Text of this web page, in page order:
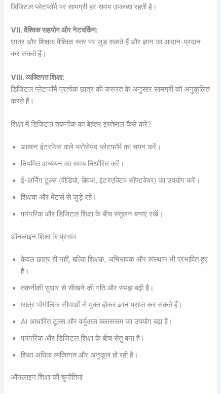
डिजिटल प्लेटफॉर्म पर सामग्री हर समय उपलब्ध रहती है।
VII. वैश्विक सहयोग और नेटवर्किंग:
छात्र और शिक्षक वैश्विक स्तर पर जुड़ सकते हैं और ज्ञान का आदान-प्रदान
कर सकते हैं।
VIII. व्यक्तिगत शिक्षा:
डिजिटल प्लेटफॉर्म प्रत्येक छात्र की जरूरत के अनुसार सामग्री को अनुकूलित
करते हैं।
शिक्षा में डिजिटल तकनीक का बेहतर इस्तेमाल कैसे करें?
आसान इंटरफेस वाले भरोसेमंद प्लेटफॉर्म का चयन करें।
नियमित अध्ययन का समय निर्धारित करें।
ई-लर्निंग टूल्स (वीडियो, क्विज, इंटरएक्टिव सॉफ्टवेयर) का उपयोग करें।
शिक्षक और मेंटर्स से जुड़े रहें।
पारंपरिक और डिजिटल शिक्षा के बीच संतुलन बनाए रखें।
ऑनलाइन शिक्षा के प्रभाव
केवल छात्र ही नहीं, बल्कि शिक्षक, अभिभावक और संस्थान भी प्रभावित हुए
हैं।
तकनीकी सुधार से सीखने की गति और समझ बढ़ी है।
छात्र भौगोलिक सीमाओं से मुक्त होकर ज्ञान प्राप्त कर सकते हैं।
AI आधारित टूल्स और वर्चुअल क्लासरूम का उपयोग बढ़ा है।
पारंपरिक और डिजिटल शिक्षा के बीच सेतु बना है।
शिक्षा अधिक व्यक्तिगत और अनुकूल हो रही है।
ऑनलाइन शिक्षा की चुनौतियां